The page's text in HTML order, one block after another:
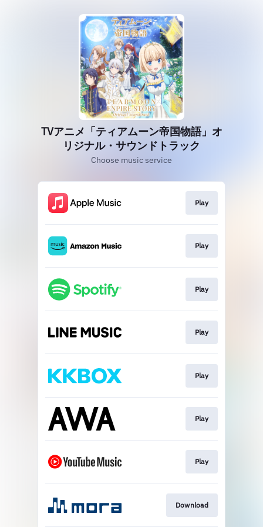
TVアニメ「ティアムーン帝国物語」オ
リジナル・サウンドトラック
Choose music service
Play
Play
Play
Play
Play
Play
Play
Download